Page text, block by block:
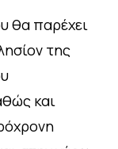
θα παρέχει
της
και